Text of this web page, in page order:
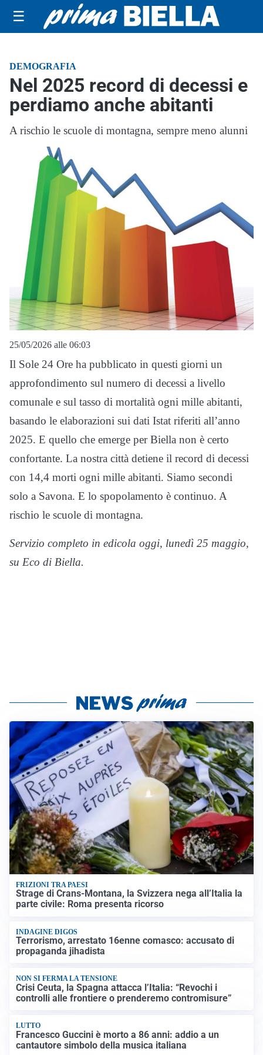
☰
DEMOGRAFIA
Nel 2025 record di decessi e
perdiamo anche abitanti
A rischio le scuole di montagna, sempre meno alunni
25/05/2026 alle 06:03
Il Sole 24 Ore ha pubblicato in questi giorni un
approfondimento sul numero di decessi a livello
comunale e sul tasso di mortalità ogni mille abitanti,
basando le elaborazioni sui dati Istat riferiti all’anno
2025. E quello che emerge per Biella non è certo
confortante. La nostra città detiene il record di decessi
con 14,4 morti ogni mille abitanti. Siamo secondi
solo a Savona. E lo spopolamento è continuo. A
rischio le scuole di montagna.
Servizio completo in edicola oggi, lunedì 25 maggio,
su Eco di Biella.
FRIZIONI TRA PAESI
Strage di Crans-Montana, la Svizzera nega all’Italia la
parte civile: Roma presenta ricorso
INDAGINE DIGOS
Terrorismo, arrestato 16enne comasco: accusato di
propaganda jihadista
NON SI FERMA LA TENSIONE
Crisi Ceuta, la Spagna attacca l’Italia: “Revochi i
controlli alle frontiere o prenderemo contromisure”
LUTTO
Francesco Guccini è morto a 86 anni: addio a un
cantautore simbolo della musica italiana